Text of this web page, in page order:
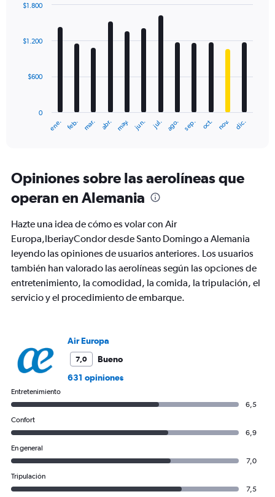
with
12
The
Range:
12
categories.
The
chart
1
Y
axis
displaying
Range:
ene. feb. mar. abr. may. jun. jul. ago. sep. oct. nov. dic.
0
$600
$1.200
$1.800
Opiniones sobre las aerolíneas que
operan en Alemania
Hazte una idea de cómo es volar con Air
Europa,IberiayCondor desde Santo Domingo a Alemania
leyendo las opiniones de usuarios anteriores. Los usuarios
también han valorado las aerolíneas según las opciones de
entretenimiento, la comodidad, la comida, la tripulación, el
servicio y el procedimiento de embarque.
Air Europa
7,0
Bueno
631 opiniones
Entretenimiento
6,5
Confort
6,9
En general
7,0
Tripulación
7,5